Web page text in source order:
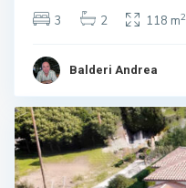
3 2 118 m2
Balderi Andrea